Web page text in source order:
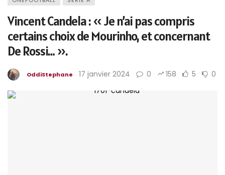
Vincent Candela : « Je n’ai pas compris
certains choix de Mourinho, et concernant
De Rossi… ».
OddiStephane 17 janvier 2024 0 158 5 0